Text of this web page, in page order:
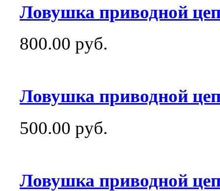
Ловушка приводной
800.00 руб.
Ловушка приводной
500.00 руб.
Ловушка приводной